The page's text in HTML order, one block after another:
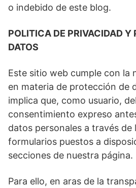
o indebido de este blog.
POLITICA DE PRIVACIDAD Y
DATOS
Este sitio web cumple con la
en materia de protección de
implica que, como usuario,
consentimiento expreso
datos personales a través de
formularios puestos a
secciones de nuestra página.
Para ello, en aras de la